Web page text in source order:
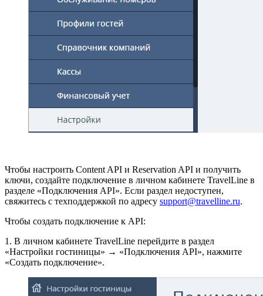
Чтобы настроить Content API и Reservation API и получить
ключи, создайте подключение в личном кабинете TravelLine в
разделе «Подключения API». Если раздел недоступен,
свяжитесь с техподдержкой по адресу support@travelline.ru.
Чтобы создать подключение к API:
1. В личном кабинете TravelLine перейдите в раздел
«Настройки гостиницы» → «Подключения API», нажмите
«Создать подключение».